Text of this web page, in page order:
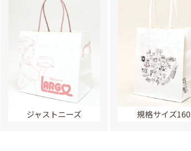
ジャストニーズ 規格サイズ160